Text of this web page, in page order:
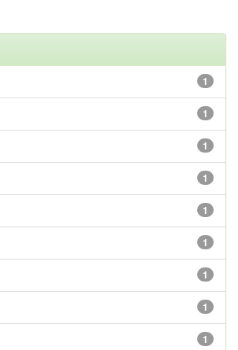
1
1
1
1
1
1
1
1
1